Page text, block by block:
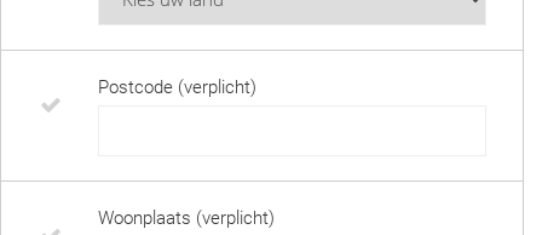
Postcode (verplicht)
Woonplaats (verplicht)